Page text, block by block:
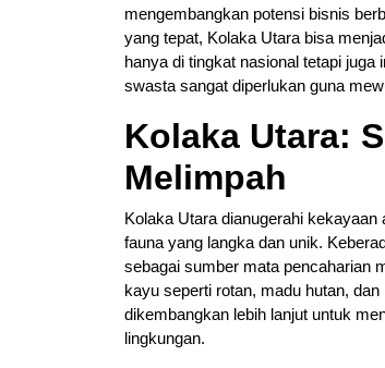
mengembangkan potensi bisnis
yang tepat, Kolaka Utara bisa
hanya di tingkat nasional tetapi
swasta sangat diperlukan guna
Kolaka Utara:
Melimpah
Kolaka Utara dianugerahi
fauna yang langka dan unik.
sebagai sumber mata pencaharian
kayu seperti rotan, madu hutan,
dikembangkan lebih lanjut untuk
lingkungan.